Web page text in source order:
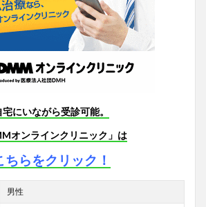
宅にいながら受診可能。
オンラインクリニック」は
ちらをクリック！
男性